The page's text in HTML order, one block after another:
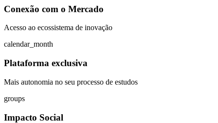
Conexão com o Mercado
Acesso ao ecossistema de inovação
calendar_month
Plataforma exclusiva
Mais autonomia no seu processo de estudos
groups
Impacto Social